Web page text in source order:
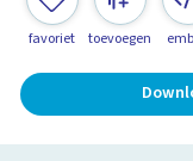
favoriet toevoegen